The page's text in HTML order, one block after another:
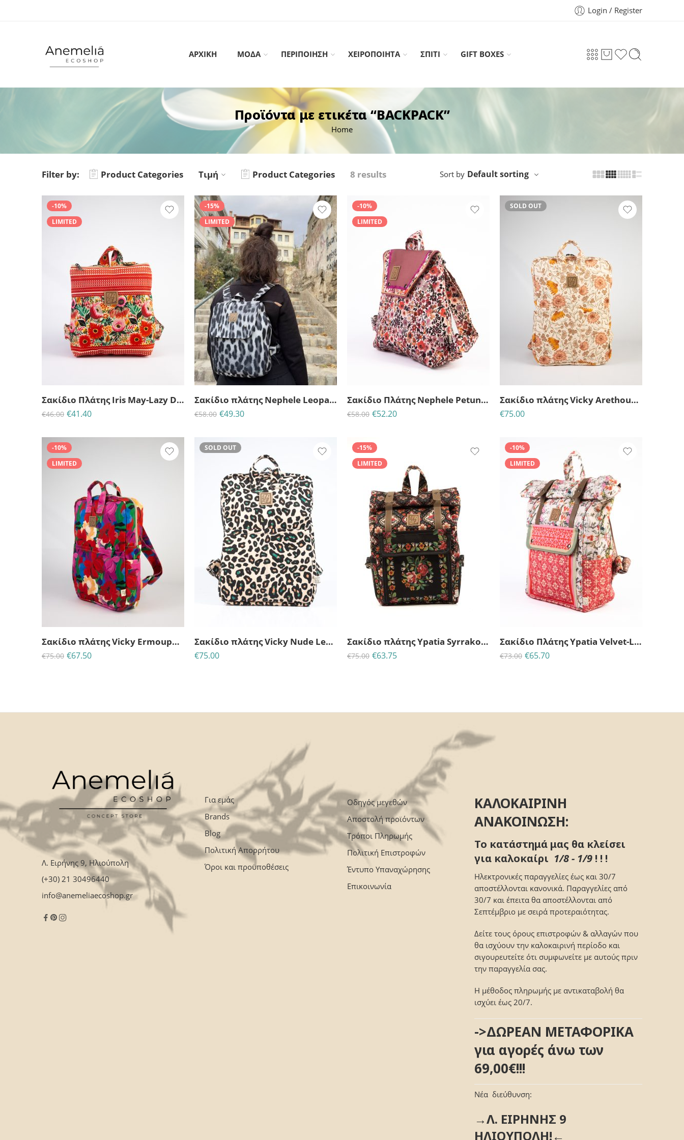
Login / Register
ΑΡΧΙΚΗ ΜΟΔΑ ΠΕΡΙΠΟΙΗΣΗ ΧΕΙΡΟΠΟΙΗΤΑ ΣΠΙΤΙ GIFT BOXES
Προϊόντα με ετικέτα “BACKPACK”
Home
Filter by: Product Categories Τιμή Product Categories 8 results Sort by Default sorting
-10%
LIMITED
23
ΗΜΈΡΕΣ
21
ΩΡΕΣ
53
MINS
35
ΔΕΥΤ
Σακίδιο Πλάτης Iris May-Lazy Dayz
€46.00 €41.40
-15%
LIMITED
23
ΗΜΈΡΕΣ
21
ΩΡΕΣ
53
MINS
35
ΔΕΥΤ
Σακίδιο πλάτης Nephele Leopard black & white-Lazy Dayz
€58.00 €49.30
-10%
LIMITED
23 21
ΩΡΕΣ
53
MINS
35
ΔΕΥΤ
Σακίδιο Πλάτης Nephele Petunia-Lazy Dayz
€58.00 €52.20
SOLD OUT
Σακίδιο πλάτης Vicky Arethousa-Lazy Dayz
€75.00
-10%
LIMITED
23
ΗΜΈΡΕΣ
21
ΩΡΕΣ
53
MINS
35
Σακίδιο πλάτης Vicky Ermoupoli-Lazy Dayz
€75.00 €67.50
SOLD OUT
Σακίδιο πλάτης Vicky Nude Leopard-Lazy Dayz
€75.00
-15%
LIMITED
23
ΗΜΈΡΕΣ
21
ΩΡΕΣ
53
MINS
35
ΔΕΥΤ
Σακίδιο πλάτης Ypatia Syrrako-Lazy Dayz
€75.00 €63.75
-10%
LIMITED
23
ΗΜΈΡΕΣ
21
ΩΡΕΣ
53
MINS
35
ΔΕΥΤ
Σακίδιο Πλάτης Ypatia Velvet-Lazy Dayz
€73.00 €65.70
Λ. Ειρήνης 9, Ηλιούπολη
(+30) 21 30496440
info@anemeliaecoshop.gr
Για εμάς
Brands
Blog
Πολιτική Απορρήτου
Όροι και προϋποθέσεις
Οδηγός μεγεθών
Αποστολή προϊόντων
Τρόποι Πληρωμής
Πολιτική Επιστροφών
Έντυπο Υπαναχώρησης
Επικοινωνία
ΚΑΛΟΚΑΙΡΙΝΗ
ΑΝΑΚΟΙΝΩΣΗ:
Το κατάστημά μας θα κλείσει
για καλοκαίρι 1/8 - 1/9 ! ! !
Ηλεκτρονικές παραγγελίες έως και 30/7
αποστέλλονται κανονικά. Παραγγελίες από
30/7 και έπειτα θα αποστέλλονται από
Σεπτέμβριο με σειρά προτεραιότητας.
Δείτε τους όρους επιστροφών & αλλαγών που
θα ισχύουν την καλοκαιρινή περίοδο και
σιγουρευτείτε ότι συμφωνείτε με αυτούς πριν
την παραγγελία σας.
Η μέθοδος πληρωμής με αντικαταβολή θα
ισχύει έως 20/7.
->ΔΩΡΕΑΝ ΜΕΤΑΦΟΡΙΚΑ
για αγορές άνω των
69,00€!!!
Νέα διεύθυνση:
→Λ. ΕΙΡΗΝΗΣ 9
ΗΛΙΟΥΠΟΛΗ!←